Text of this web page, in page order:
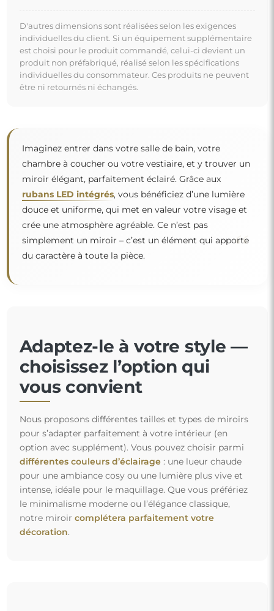
D'autres dimensions sont réalisées selon les exigences
individuelles du client. Si un équipement supplémentaire
est choisi pour le produit commandé, celui-ci devient un
produit non préfabriqué, réalisé selon les spécifications
individuelles du consommateur. Ces produits ne peuvent
être ni retournés ni échangés.
Imaginez entrer dans votre salle de bain, votre
chambre à coucher ou votre vestiaire, et y trouver un
miroir élégant, parfaitement éclairé. Grâce aux
rubans LED intégrés, vous bénéficiez d’une lumière
douce et uniforme, qui met en valeur votre visage et
crée une atmosphère agréable. Ce n’est pas
simplement un miroir – c’est un élément qui apporte
du caractère à toute la pièce.
“
Adaptez-le à votre style —
choisissez l’option qui
vous convient
Nous proposons différentes tailles et types de miroirs
pour s’adapter parfaitement à votre intérieur (en
option avec supplément). Vous pouvez choisir parmi
différentes couleurs d’éclairage: une lueur chaude
pour une ambiance cosy ou une lumière plus vive et
intense, idéale pour le maquillage. Que vous préfériez
le minimalisme moderne ou l’élégance classique,
notre miroir complétera parfaitement votre
décoration.